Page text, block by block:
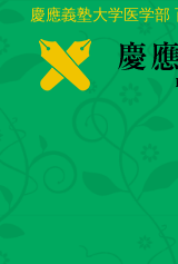
慶應義塾大学医学部